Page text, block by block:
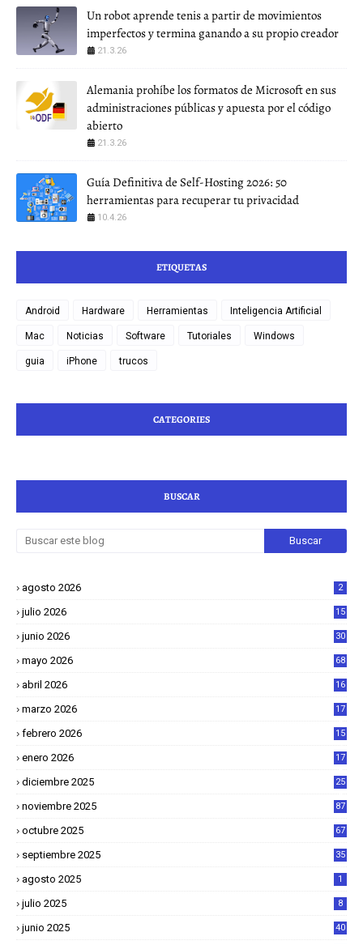
Un robot aprende tenis a partir de movimientos
imperfectos y termina ganando a su propio creador
21.3.26
Alemania prohíbe los formatos de Microsoft en sus
administraciones públicas y apuesta por el código
abierto
21.3.26
Guía Definitiva de Self-Hosting 2026: 50
herramientas para recuperar tu privacidad
10.4.26
ETIQUETAS
Android Hardware Herramientas Inteligencia Artificial
Mac Noticias Software Tutoriales Windows
guia iPhone trucos
CATEGORIES
BUSCAR
agosto 2026 2
julio 2026 15
junio 2026 30
mayo 2026 68
abril 2026
16
marzo 2026
17
febrero 2026
15
enero 2026
17
diciembre 2025
25
noviembre 2025 87
octubre 2025 67
septiembre 2025 35
agosto 2025 1
julio 2025 8
junio 2025 40